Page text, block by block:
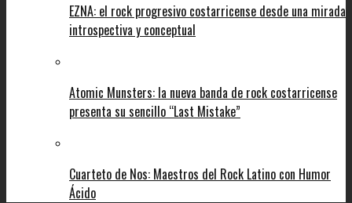
EZNA: el rock progresivo costarricense desde una mirada
introspectiva y conceptual
Atomic Munsters: la nueva banda de rock costarricense
presenta su sencillo “Last Mistake”
Cuarteto de Nos: Maestros del Rock Latino con Humor
Ácido